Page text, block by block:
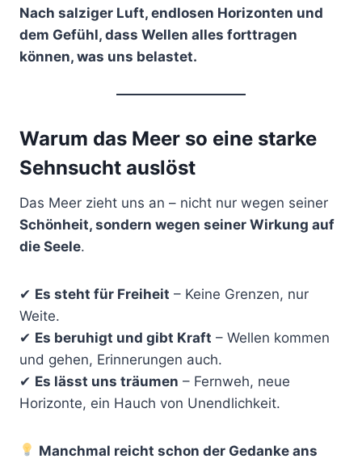
Nach salziger Luft, endlosen Horizonten und
dem Gefühl, dass Wellen alles forttragen
können, was uns belastet.
Warum das Meer so eine starke
Sehnsucht auslöst
Das Meer zieht uns an – nicht nur wegen seiner
Schönheit, sondern wegen seiner Wirkung auf
die Seele.
✔ Es steht für Freiheit – Keine Grenzen, nur
Weite.
✔ Es beruhigt und gibt Kraft – Wellen kommen
und gehen, Erinnerungen auch.
✔ Es lässt uns träumen – Fernweh, neue
Horizonte, ein Hauch von Unendlichkeit.
Manchmal reicht schon der Gedanke ans